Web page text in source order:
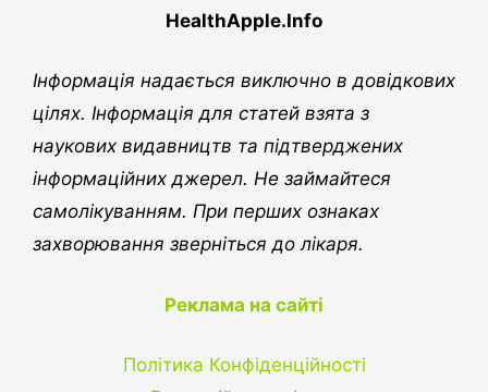
HealthApple.Info
Інформація надається виключно в довідкових
цілях. Інформація для статей взята з
наукових видавництв та підтверджених
інформаційних джерел. Не займайтеся
самолікуванням. При перших ознаках
захворювання зверніться до лікаря.
Реклама на сайті
Політика Конфіденційності